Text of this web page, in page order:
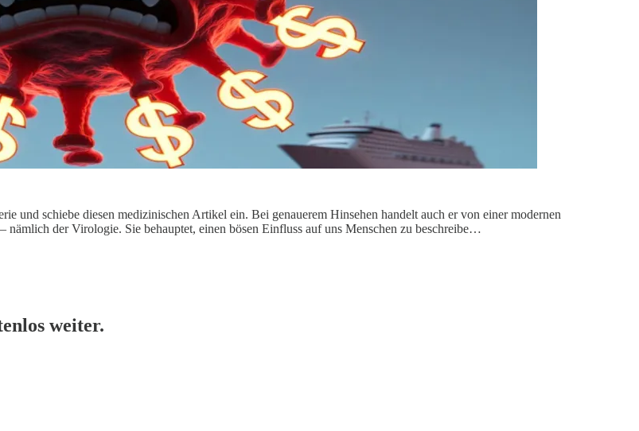
und schiebe diesen medizinischen Artikel ein. Bei genauerem Hinsehen handelt auch er von einer modernen
der Virologie. Sie behauptet, einen bösen Einfluss auf uns Menschen zu beschreibe…
weiter.